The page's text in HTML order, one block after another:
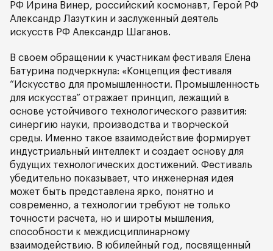
РФ Ирина Винер, российский космонавт, Герой РФ
Александр Лазуткин и заслуженный деятель
искусств РФ Александр Шаганов.
В своем обращении к участникам фестиваля Елена
Батурина подчеркнула: «Концепция фестиваля
“Искусство для промышленности. Промышленность
для искусства” отражает принцип, лежащий в
основе устойчивого технологического развития:
синергию науки, производства и творческой
среды. Именно такое взаимодействие формирует
индустриальный интеллект и создает основу для
будущих технологических достижений. Фестиваль
убедительно показывает, что инженерная идея
может быть представлена ярко, понятно и
современно, а технологии требуют не только
точности расчета, но и широты мышления,
способности к междисциплинарному
взаимодействию. В юбилейный год, посвященный